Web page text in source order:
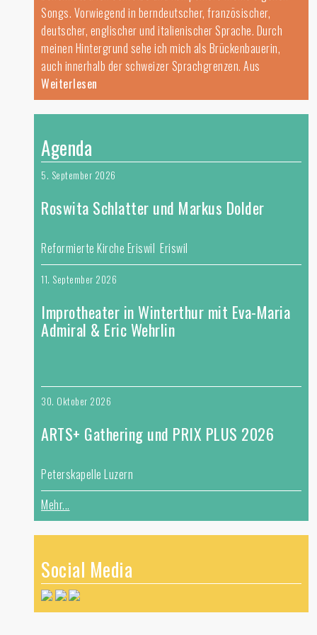
Songs. Vorwiegend in berndeutscher, französischer,
deutscher, englischer und italienischer Sprache. Durch
meinen Hintergrund sehe ich mich als Brückenbauerin,
auch innerhalb der schweizer Sprachgrenzen. Aus
Weiterlesen
Agenda
5. September 2026
Roswita Schlatter und Markus Dolder
Reformierte Kirche Eriswil Eriswil
11. September 2026
Improtheater in Winterthur mit Eva-Maria
Admiral & Eric Wehrlin
30. Oktober 2026
ARTS+ Gathering und PRIX PLUS 2026
Peterskapelle Luzern
Mehr...
Social Media